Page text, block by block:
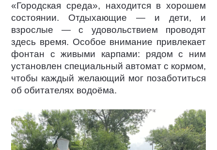
«Городская среда», находится в хорошем
состоянии. Отдыхающие — и дети, и
взрослые — с удовольствием проводят
здесь время. Особое внимание привлекает
фонтан с живыми карпами: рядом с ним
установлен специальный автомат с кормом,
чтобы каждый желающий мог позаботиться
об обитателях водоёма.